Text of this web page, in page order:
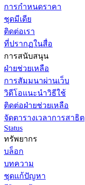
การกำหนดราคา
ชุดมีเดีย
ติดต่อเรา
ที่ปรากฏในสื่อ
การสนับสนุน
ฝ่ายช่วยเหลือ
การสัมมนาผ่านเว็บ
วิดีโอแนะนำวิธีใช้
ติดต่อฝ่ายช่วยเหลือ
จัดตารางเวลาการสาธิต
Status
ทรัพยากร
บล็อก
บทความ
ชุดแก้ปัญหา